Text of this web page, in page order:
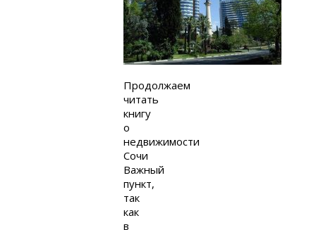
Продолжаем
читать
книгу
о
недвижимости
Сочи
Важный
пункт,
так
как
в